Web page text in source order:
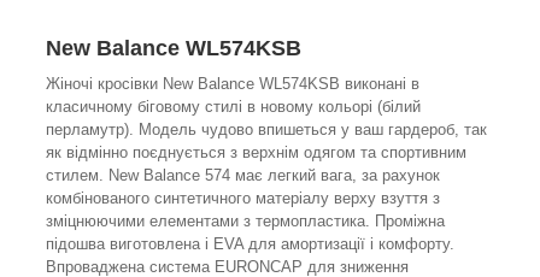
New Balance WL574KSB
Жіночі кросівки New Balance WL574KSB виконані в
класичному біговому стилі в новому кольорі (білий
перламутр). Модель чудово впишеться у ваш гардероб, так
як відмінно поєднується з верхнім одягом та спортивним
стилем. New Balance 574 має легкий вага, за рахунок
комбінованого синтетичного матеріалу верху взуття з
зміцнюючими елементами з термопластика. Проміжна
підошва виготовлена і EVA для амортизації і комфорту.
Впроваджена система EURONCAP для зниження